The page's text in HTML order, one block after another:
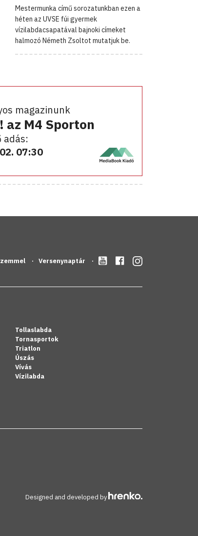
Mestermunka című sorozatunkban ezen a
héten az UVSE fúi gyermek
vízilabdacsapatával bajnoki címeket
halmozó Németh Zsoltot mutatjuk be.
magazinunk
az M4 Sporton
adás:
07:30
Versenynaptár
Tollaslabda
Tornasportok
Triatlon
Úszás
Vívás
Vízilabda
Designed and developed by